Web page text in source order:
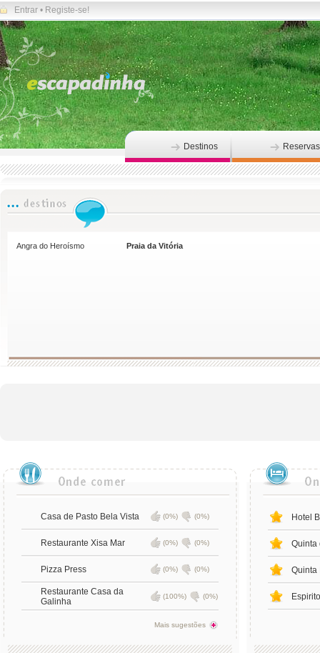
Entrar • Registe-se!
Destinos Reservas
Angra do Heroísmo Praia da Vitória
Casa de Pasto Bela Vista (0%) (0%)
Restaurante Xisa Mar (0%) (0%)
Pizza Press (0%) (0%)
Restaurante Casa da
Galinha
(100%) (0%)
Mais sugestões
Hotel
Quinta
Quinta